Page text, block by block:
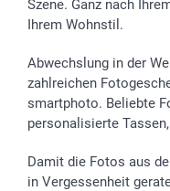
Szene. Ganz nach
Ihrem Wohnstil.
Abwechslung in der
zahlreichen
smartphoto. Beliebte
personalisierte
Damit die Fotos aus
in Vergessenheit